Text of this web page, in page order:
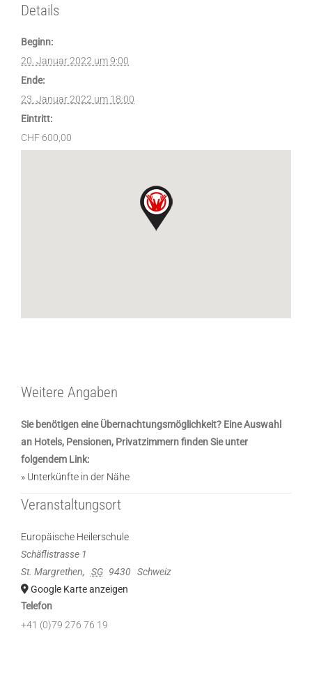
Details
Beginn:
20. Januar 2022 um 9:00
Ende:
23. Januar 2022 um 18:00
Eintritt:
CHF 600,00
Veranstaltungsort
Europäische Heilerschule
Schäflistrasse 1
St. Margrethen, SG 9430 Schweiz
Google Karte anzeigen
Telefon
+41 (0)79 276 76 19
Weitere Angaben
Sie benötigen eine Übernachtungsmöglichkeit? Eine Auswahl
an Hotels, Pensionen, Privatzimmern finden Sie unter
folgendem Link:
» Unterkünfte in der Nähe